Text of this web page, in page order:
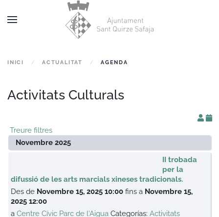
Skip to main content
INICI ACTUALITAT AGENDA
Activitats Culturals
Treure filtres
Novembre 2025
II trobada
per la
difussió de les arts marcials xineses tradicionals.
Des de Novembre 15, 2025 10:00 fins a Novembre 15,
2025 12:00
aCentre Cívic Parc de l'Aigua Categorías:Activitats